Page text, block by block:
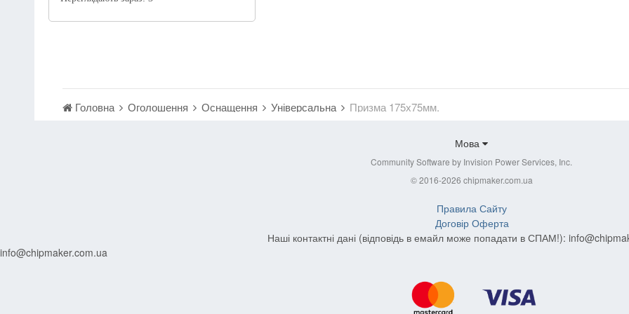
Головна Оголошення Оснащення Універсальна Призма 175х75мм.
Мова
Community Software by Invision Power Services, Inc.
© 2016-2026 chipmaker.com.ua
Правила Сайту
Договір Оферта
Наші контактні дані (відповідь в емайл може попадати в СПАМ!):
info@chipmaker.com.ua